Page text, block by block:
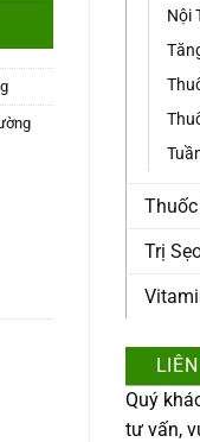
Nội
Trị
Quý
tư vấn,